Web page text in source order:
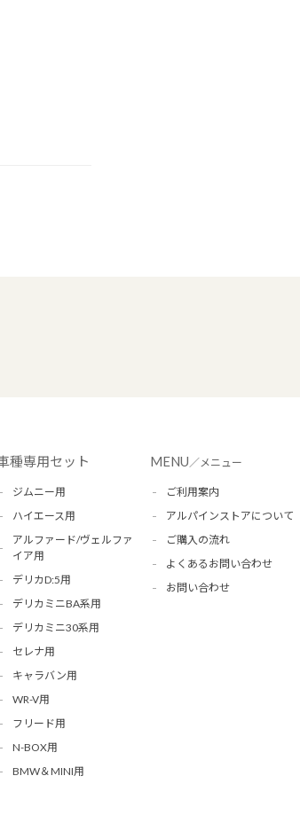
種専用セット
ジムニー用
ハイエース用
アルファード/ヴェルファ
イア用
デリカD:5用
デリカミニBA系用
デリカミニ30系用
セレナ用
キャラバン用
WR-V用
フリード用
N-BOX用
BMW＆MINI用
MENU／メニュー
ご利用案内
アルパインストアについて
ご購入の流れ
よくあるお問い合わせ
お問い合わせ